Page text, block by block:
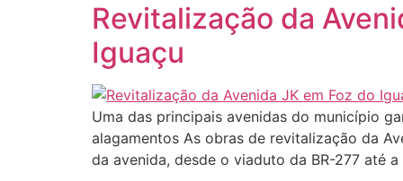
Revitalização da
Iguaçu
Uma das principais avenidas do município
alagamentos As obras de revitalização da
da avenida, desde o viaduto da BR-277 até